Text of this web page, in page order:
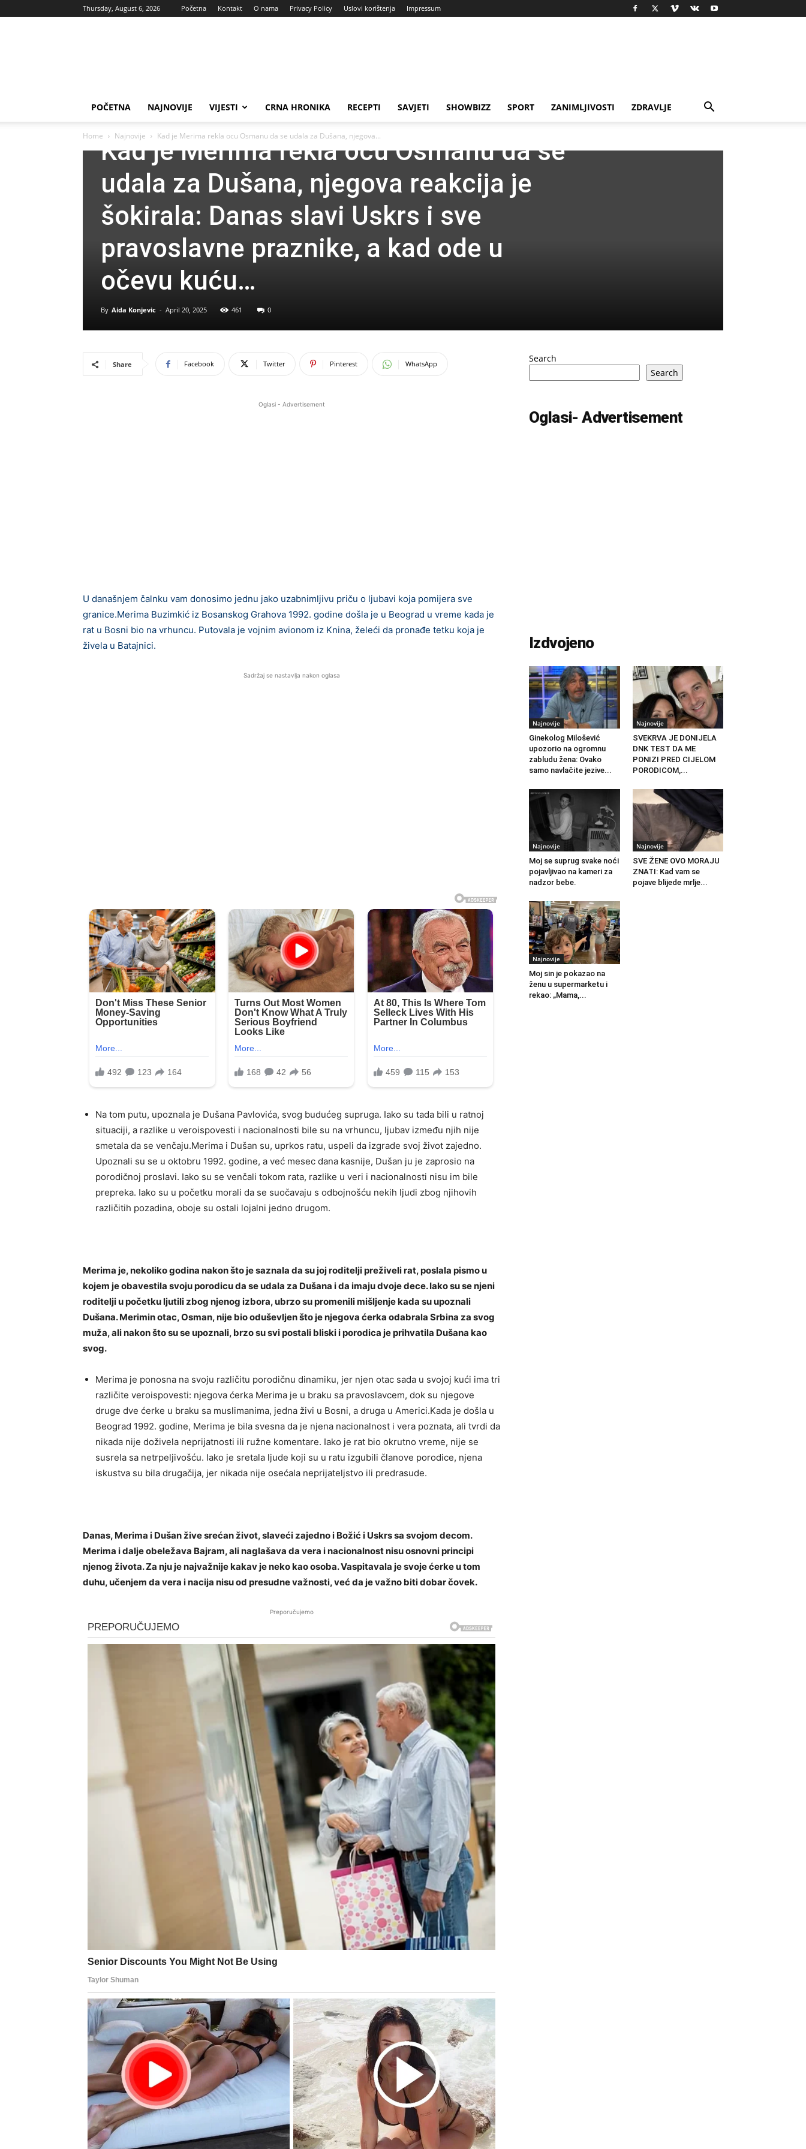
Thursday, August 6, 2026 Početna Kontakt O nama Privacy Policy Uslovi korištenja Impressum
POČETNA NAJNOVIJE VIJESTI CRNA HRONIKA RECEPTI SAVJETI SHOWBIZZ SPORT ZANIMLJIVOSTI ZDRAVLJE
Home Najnovije Kad je Merima rekla ocu Osmanu da se udala za Dušana, njegova...
Kad je Merima rekla ocu Osmanu da se
udala za Dušana, njegova reakcija je
šokirala: Danas slavi Uskrs i sve
pravoslavne praznike, a kad ode u
očevu kuću…
By Aida Konjevic - April 20, 2025 461 0
Share Facebook Twitter Pinterest WhatsApp
Oglasi - Advertisement
U današnjem čalnku vam donosimo jednu jako uzabnimljivu priču o ljubavi koja pomijera sve
granice.Merima Buzimkić iz Bosanskog Grahova 1992. godine došla je u Beograd u vreme kada je
rat u Bosni bio na vrhuncu. Putovala je vojnim avionom iz Knina, želeći da pronađe tetku koja je
živela u Batajnici.
Sadržaj se nastavlja nakon oglasa
Na tom putu, upoznala je Dušana Pavlovića, svog budućeg supruga. Iako su tada bili u ratnoj
situaciji, a razlike u veroispovesti i nacionalnosti bile su na vrhuncu, ljubav između njih nije
smetala da se venčaju.Merima i Dušan su, uprkos ratu, uspeli da izgrade svoj život zajedno.
Upoznali su se u oktobru 1992. godine, a već mesec dana kasnije, Dušan ju je zaprosio na
porodičnoj proslavi. Iako su se venčali tokom rata, razlike u veri i nacionalnosti nisu im bile
prepreka. Iako su u početku morali da se suočavaju s odbojnošću nekih ljudi zbog njihovih
različitih pozadina, oboje su ostali lojalni jedno drugom.
Merima je, nekoliko godina nakon što je saznala da su joj roditelji preživeli rat, poslala pismo u
kojem je obavestila svoju porodicu da se udala za Dušana i da imaju dvoje dece. Iako su se njeni
roditelji u početku ljutili zbog njenog izbora, ubrzo su promenili mišljenje kada su upoznali
Dušana. Merimin otac, Osman, nije bio oduševljen što je njegova ćerka odabrala Srbina za svog
muža, ali nakon što su se upoznali, brzo su svi postali bliski i porodica je prihvatila Dušana kao
svog.
Merima je ponosna na svoju različitu porodičnu dinamiku, jer njen otac sada u svojoj kući ima tri
različite veroispovesti: njegova ćerka Merima je u braku sa pravoslavcem, dok su njegove
druge dve ćerke u braku sa muslimanima, jedna živi u Bosni, a druga u Americi.Kada je došla u
Beograd 1992. godine, Merima je bila svesna da je njena nacionalnost i vera poznata, ali tvrdi da
nikada nije doživela neprijatnosti ili ružne komentare. Iako je rat bio okrutno vreme, nije se
susrela sa netrpeljivošću. Iako je sretala ljude koji su u ratu izgubili članove porodice, njena
iskustva su bila drugačija, jer nikada nije osećala neprijateljstvo ili predrasude.
Danas, Merima i Dušan žive srećan život, slaveći zajedno i Božić i Uskrs sa svojom decom.
Merima i dalje obeležava Bajram, ali naglašava da vera i nacionalnost nisu osnovni principi
njenog života. Za nju je najvažnije kakav je neko kao osoba. Vaspitavala je svoje ćerke u tom
duhu, učenjem da vera i nacija nisu od presudne važnosti, već da je važno biti dobar čovek.
Preporučujemo
Search
Search
Oglasi- Advertisement
Izdvojeno
Najnovije
Ginekolog Milošević
upozorio na ogromnu
zabludu žena: Ovako
samo navlačite jezive...
Najnovije
SVEKRVA JE DONIJELA
DNK TEST DA ME
PONIZI PRED CIJELOM
PORODICOM,...
Najnovije
Moj se suprug svake noći
pojavljivao na kameri za
nadzor bebe.
Najnovije
SVE ŽENE OVO MORAJU
ZNATI: Kad vam se
pojave blijede mrlje...
Najnovije
Moj sin je pokazao na
ženu u supermarketu i
rekao: „Mama,...